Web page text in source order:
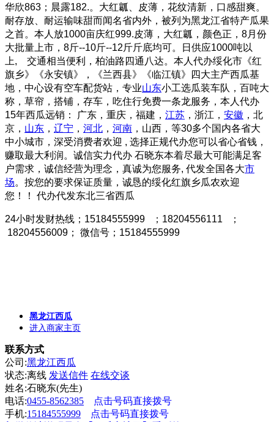
华欣863；晨露182.。大红瓤、皮薄，花纹清新，口感甜爽。
耐存放、耐运输味甜而闻名省内外，被列为黑龙江省特产瓜果
之首。本人放1000亩庆红999.皮薄，大红瓤，颜色正，8月份
大批量上市，8斤--10斤--12斤斤底均可。日供应1000吨以
上, 交通相当便利，柏油路四通八达。本人代办绥化市《红
旗乡》《永安镇》，《兰西县》《临江镇》四大主产西瓜基
地，中心设有空车配货站，专业山东小工选瓜装车队，百吨大
称，草帘，搭铺，存车，吃住行免费一条龙服务，本人代办
15年西瓜远销： 广东，重庆，福建， 江苏 ，浙江， 安徽 ，北
京， 山东 ， 辽宁 ， 河北 ， 河南 ，山西，等30多个国内各省大
中小城市，深受消费者欢迎 , 选择正规代办您可以省心省钱，
赚取最大利润。诚信实力代办 石晓东本着尽最大可能满足客
户需求，诚信经营为理念，真诚为您服务, 代发全国各大市
场。按您的要求保证质量 ，诚恳的绥化红旗乡瓜农欢迎
您！！
代办代发东北三省西瓜
24小时发财热线；15184555999 ；18204556111 ；
18204556009； 微信号；15184555999
黑龙江西瓜
进入商家主页
联系方式
公司:黑龙江西瓜
状态:离线 发送信件 在线交谈
姓名:石晓东(先生)
电话:0455-8562385
点击号码直接拨号
手机:15184555999
点击号码直接拨号